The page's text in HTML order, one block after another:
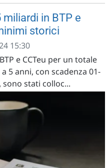
miliardi in BTP e
storici
15:30
e CCTeu per un totale
5 anni, con scadenza 01-
sono stati colloc...